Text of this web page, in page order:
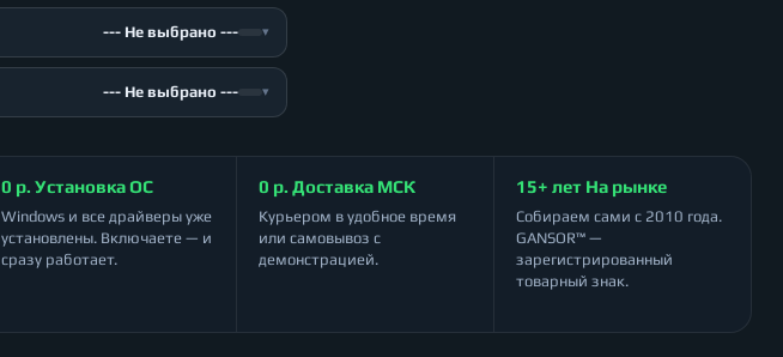
--- Не выбрано --- ▾
--- Не выбрано --- ▾
0 р. Установка ОС
Windows и все драйверы уже
установлены. Включаете — и
сразу работает.
0 р. Доставка МСК
Курьером в удобное время
или самовывоз с
демонстрацией.
15+ лет На рынке
Собираем сами с 2010 года.
GANSOR™ —
зарегистрированный
товарный знак.